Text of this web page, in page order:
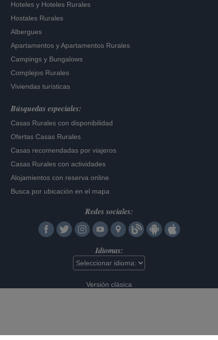
Hoteles y Hoteles Rurales
Hostales Rurales
Albergues
Apartamentos yApartamentos Rurales
Campings y Bungalows
Complejos Rurales
Viviendas turísticas
Búsquedas especiales:
Casas Rurales con disponibilidad
Ofertas Casas Rurales
Casas recomendadas por viajeros
Casas Rurales con actividades
Alojamientos con reserva online
Busca por ubicación en el mapa
Redes sociales:
Idiomas:
Versión clásica